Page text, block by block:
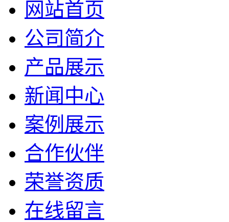
网站首页
公司简介
产品展示
新闻中心
案例展示
合作伙伴
荣誉资质
在线留言